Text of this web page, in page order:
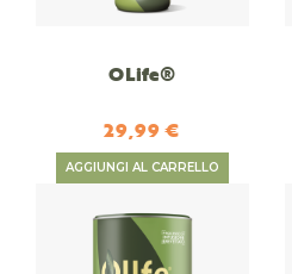
OLife®
29,99 €
AGGIUNGI AL CARRELLO